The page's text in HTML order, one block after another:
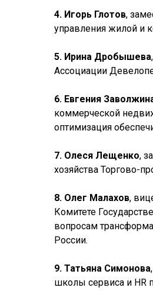
4. Игорь Глотов,
управления жилой и
5. Ирина Дробышева
Ассоциации
6. Евгения
коммерческой
оптимизация
7. Олеся Лещенко,
хозяйства Торгово-
8. Олег Малахов,
Комитете
вопросам
России.
9. Татьяна Симонова
школы сервиса и HR